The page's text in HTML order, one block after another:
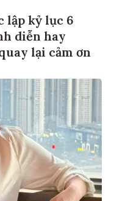
lập kỷ lục 6
diễn hay
lại cảm ơn